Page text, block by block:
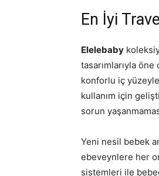
En İyi
Elelebaby
tasarımlarıyla
konforlu iç
kullanım için
sorun
Yeni nesil bebek
ebeveynlere her
sistemleri ile